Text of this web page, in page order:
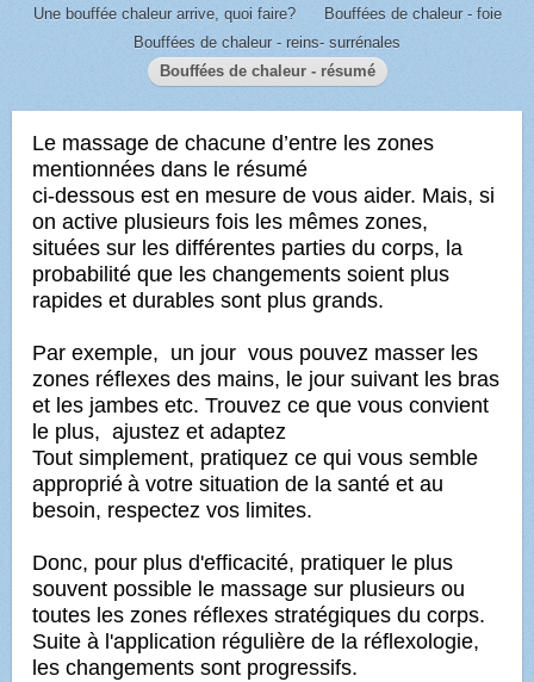
Une bouffée chaleur arrive, quoi faire?
Bouffées de chaleur - foie
Bouffées de chaleur - reins- surrénales
Bouffées de chaleur - résumé
Le massage de chacune d’entre les zones
mentionnées dans le résumé
ci-dessous est en mesure de vous aider. Mais, si
on active plusieurs fois les mêmes zones,
situées sur les différentes parties du corps, la
probabilité que les changements soient plus
rapides et durables sont plus grands.
Par exemple, un jour vous pouvez masser les
zones réflexes des mains, le jour suivant les bras
et les jambes etc. Trouvez ce que vous convient
le plus, ajustez et adaptez
Tout simplement, pratiquez ce qui vous semble
approprié à votre situation de la santé et au
besoin, respectez vos limites.
Donc, pour plus d'efficacité, pratiquer le plus
souvent possible le massage sur plusieurs ou
toutes les zones réflexesstratégiques du corps.
Suite à l'application régulière de la réflexologie,
les changements sont progressifs.